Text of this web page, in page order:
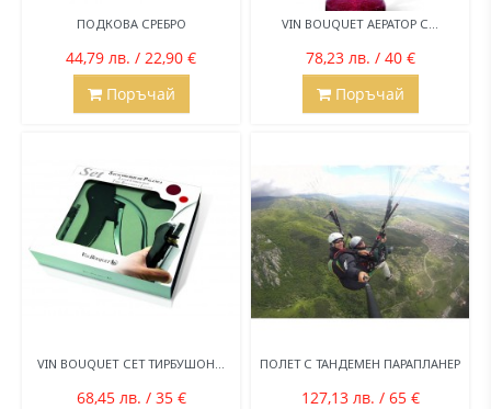
ПОДКОВА СРЕБРО
44,79 лв. / 22,90 €
Поръчай
VIN BOUQUET АЕРАТОР С...
78,23 лв. / 40 €
Поръчай
VIN BOUQUET СЕТ ТИРБУШОН...
68,45 лв. / 35 €
ПОЛЕТ С ТАНДЕМЕН ПАРАПЛАНЕР
127,13 лв. / 65 €